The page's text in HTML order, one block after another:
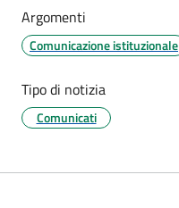
Argomenti
Comunicazione istituzionale
Tipo di notizia
Comunicati